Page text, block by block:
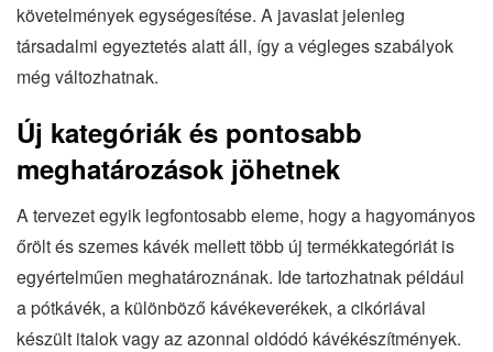
követelmények egységesítése. A javaslat jelenleg
társadalmi egyeztetés alatt áll, így a végleges szabályok
még változhatnak.
Új kategóriák és pontosabb
meghatározások jöhetnek
A tervezet egyik legfontosabb eleme, hogy a hagyományos
őrölt és szemes kávék mellett több új termékkategóriát is
egyértelműen meghatároznának. Ide tartozhatnak például
a pótkávék, a különböző kávékeverékek, a cikóriával
készült italok vagy az azonnal oldódó kávékészítmények.